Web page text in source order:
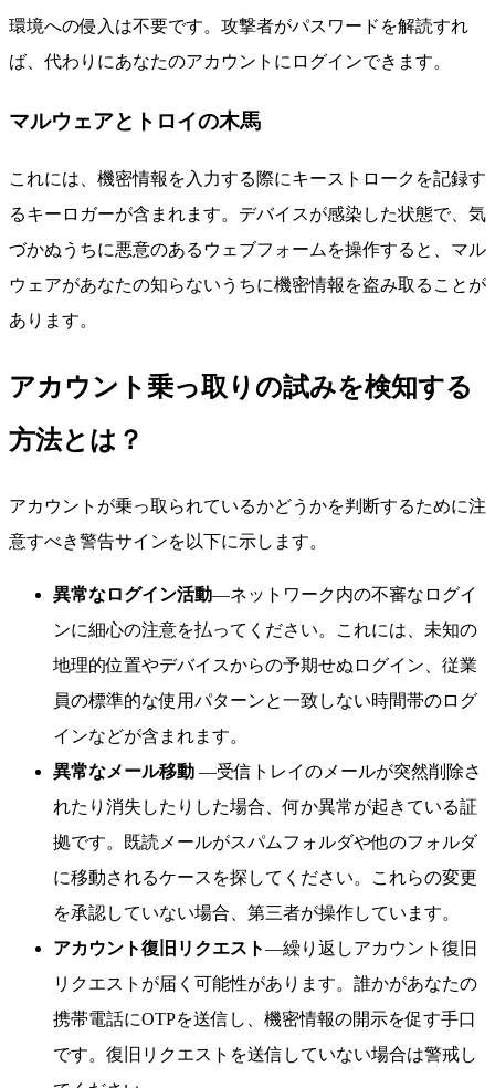
環境への侵入は不要です。攻撃者がパスワードを解読すれ
ば、代わりにあなたのアカウントにログインできます。
マルウェアとトロイの木馬
これには、機密情報を入力する際にキーストロークを記録す
るキーロガーが含まれます。デバイスが感染した状態で、気
づかぬうちに悪意のあるウェブフォームを操作すると、マル
ウェアがあなたの知らないうちに機密情報を盗み取ることが
あります。
アカウント乗っ取りの試みを検知する
方法とは？
アカウントが乗っ取られているかどうかを判断するために注
意すべき警告サインを以下に示します。
異常なログイン活動—ネットワーク内の不審なログイ
ンに細心の注意を払ってください。これには、未知の
地理的位置やデバイスからの予期せぬログイン、従業
員の標準的な使用パターンと一致しない時間帯のログ
インなどが含まれます。
異常なメール移動 —受信トレイのメールが突然削除さ
れたり消失したりした場合、何か異常が起きている証
拠です。既読メールがスパムフォルダや他のフォルダ
に移動されるケースを探してください。これらの変更
を承認していない場合、第三者が操作しています。
アカウント復旧リクエスト—繰り返しアカウント復旧
リクエストが届く可能性があります。誰かがあなたの
携帯電話にOTPを送信し、機密情報の開示を促す手口
です。復旧リクエストを送信していない場合は警戒し